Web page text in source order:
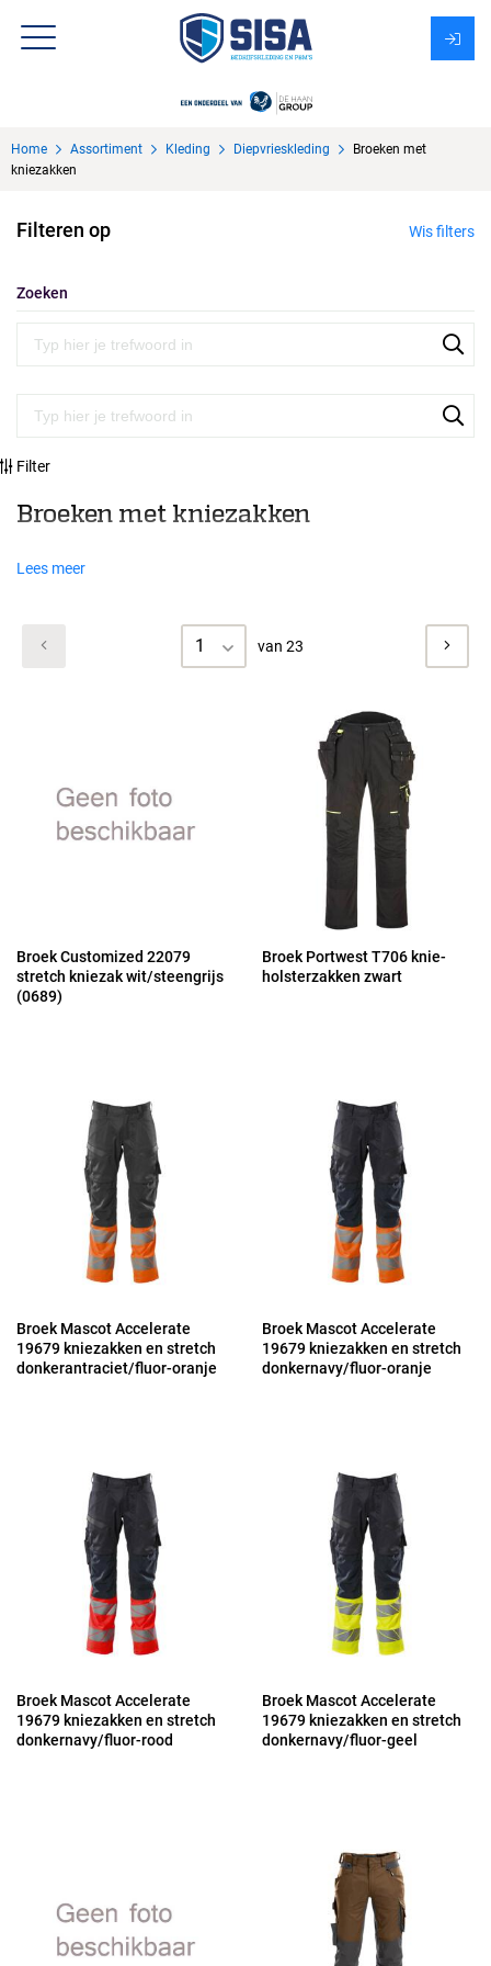
Over Sisa
Home Assortiment Kleding Diepvrieskleding
Broeken met
kniezakken
Filteren op Wis filters
Zoeken
Filter
Broeken met kniezakken
Lees meer
1 van 23
Broek Customized 22079
stretch kniezak wit/steengrijs
(0689)
Broek Portwest T706 knie-
holsterzakken zwart
Broek Mascot Accelerate
19679 kniezakken en stretch
donkerantraciet/fluor-oranje
Broek Mascot Accelerate
19679 kniezakken en stretch
donkernavy/fluor-oranje
Broek Mascot Accelerate
19679 kniezakken en stretch
donkernavy/fluor-rood
Broek Mascot Accelerate
19679 kniezakken en stretch
donkernavy/fluor-geel